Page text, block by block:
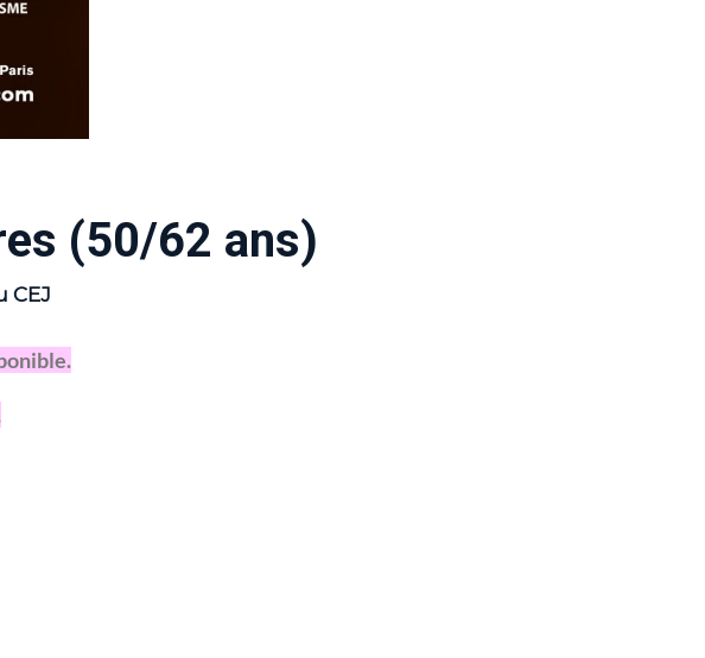
(50/62 ans)
CEJ